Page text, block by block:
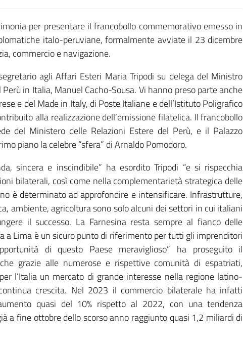
per presentare il francobollo commemorativo emesso in
italo-peruviane, formalmente avviate il 23 dicembre
commercio e navigazione.
agli Affari Esteri Maria Tripodi su delega del Ministro
in Italia, Manuel Cacho-Sousa. Vi hanno preso parte anche
e del Made in Italy, di Poste Italiane e dell’Istituto Poligrafico
alla realizzazione dell’emissione filatelica. Il francobollo
del Ministero delle Relazioni Estere del Perù, e il Palazzo
piano la celebre “sfera” di Arnaldo Pomodoro.
sincera e inscindibile” ha esordito Tripodi “e si rispecchia
bilaterali, così come nella complementarietà strategica delle
è determinato ad approfondire e intensificare. Infrastrutture,
ambiente, agricoltura sono solo alcuni dei settori in cui italiani
il successo. La Farnesina resta sempre al fianco delle
a Lima è un sicuro punto di riferimento per tutti gli imprenditori
di questo Paese meraviglioso” ha proseguito il
grazie alle numerose e rispettive comunità di espatriati,
l’Italia un mercato di grande interesse nella regione latino-
crescita. Nel 2023 il commercio bilaterale ha infatti
quasi del 10% rispetto al 2022, con una tendenza
a fine ottobre dello scorso anno raggiunto quasi 1,2 miliardi di